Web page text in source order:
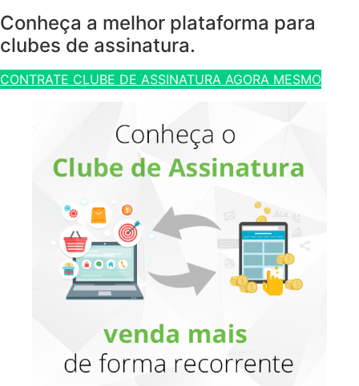
Conheça a melhor plataforma para
clubes de assinatura.
CONTRATE CLUBE DE ASSINATURA AGORA MESMO